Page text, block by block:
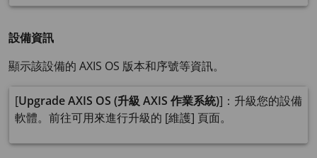
設備資訊
顯示該設備的 AXIS OS 版本和序號等資訊。
[Upgrade AXIS OS (升級 AXIS 作業系統)]：升級您的設備
軟體。前往可用來進行升級的 [維護] 頁面。